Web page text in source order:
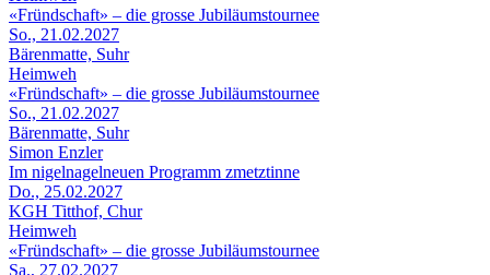
«Fründschaft» – die grosse Jubiläumstournee
So., 21.02.2027
Bärenmatte, Suhr
Heimweh
«Fründschaft» – die grosse Jubiläumstournee
So., 21.02.2027
Bärenmatte, Suhr
Simon Enzler
Im nigelnagelneuen Programm zmetztinne
Do., 25.02.2027
KGH Titthof, Chur
Heimweh
«Fründschaft» – die grosse Jubiläumstournee
Sa., 27.02.2027